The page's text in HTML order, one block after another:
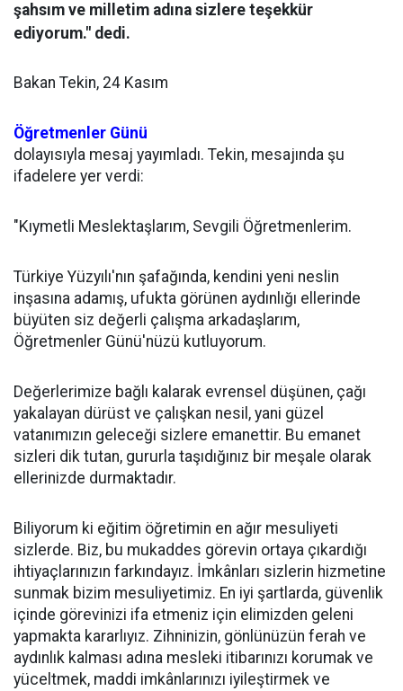
şahsım ve milletim adına sizlere teşekkür
ediyorum." dedi.
Bakan Tekin, 24 Kasım
Öğretmenler Günü
dolayısıyla mesaj yayımladı. Tekin, mesajında şu
ifadelere yer verdi:
"Kıymetli Meslektaşlarım, Sevgili Öğretmenlerim.
Türkiye Yüzyılı'nın şafağında, kendini yeni neslin
inşasına adamış, ufukta görünen aydınlığı ellerinde
büyüten siz değerli çalışma arkadaşlarım,
Öğretmenler Günü'nüzü kutluyorum.
Değerlerimize bağlı kalarak evrensel düşünen, çağı
yakalayan dürüst ve çalışkan nesil, yani güzel
vatanımızın geleceği sizlere emanettir. Bu emanet
sizleri dik tutan, gururla taşıdığınız bir meşale olarak
ellerinizde durmaktadır.
Biliyorum ki eğitim öğretimin en ağır mesuliyeti
sizlerde. Biz, bu mukaddes görevin ortaya çıkardığı
ihtiyaçlarınızın farkındayız. İmkânları sizlerin hizmetine
sunmak bizim mesuliyetimiz. En iyi şartlarda, güvenlik
içinde görevinizi ifa etmeniz için elimizden geleni
yapmakta kararlıyız. Zihninizin, gönlünüzün ferah ve
aydınlık kalması adına mesleki itibarınızı korumak ve
yüceltmek, maddi imkânlarınızı iyileştirmek ve